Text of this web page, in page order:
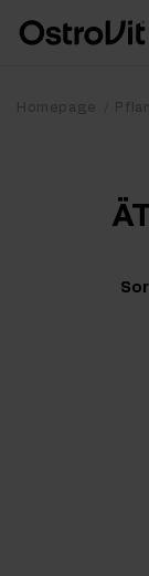
Homepage